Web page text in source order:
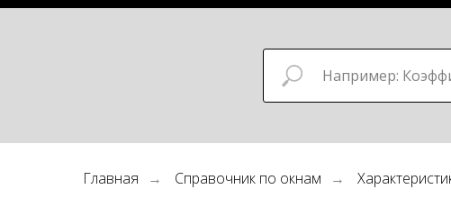
Главная → Справочник по окнам →